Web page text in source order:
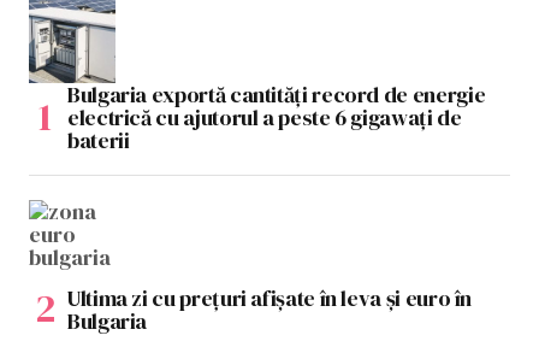
Bulgaria exportă cantități record de energie
electrică cu ajutorul a peste 6 gigawați de
baterii
Ultima zi cu prețuri afișate în leva și euro în
Bulgaria